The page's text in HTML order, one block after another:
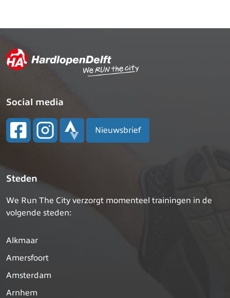
Social media
Nieuwsbrief
Steden
We Run The City verzorgt momenteel trainingen in de
volgende steden:
Alkmaar
Amersfoort
Amsterdam
Arnhem